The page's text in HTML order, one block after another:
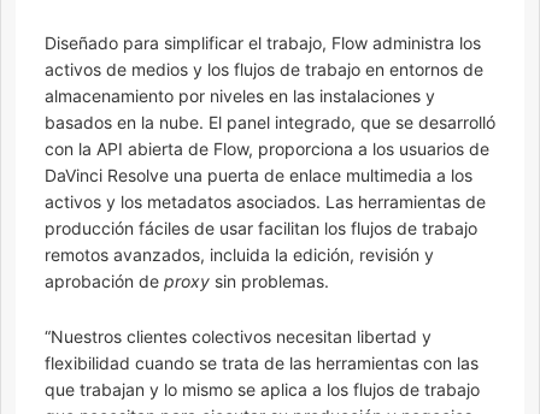
Diseñado para simplificar el trabajo, Flow administra los
activos de medios y los flujos de trabajo en entornos de
almacenamiento por niveles en las instalaciones y
basados ​​en la nube. El panel integrado, que se desarrolló
con la API abierta de Flow, proporciona a los usuarios de
DaVinci Resolve una puerta de enlace multimedia a los
activos y los metadatos asociados. Las herramientas de
producción fáciles de usar facilitan los flujos de trabajo
remotos avanzados, incluida la edición, revisión y
aprobación de proxy sin problemas.
“Nuestros clientes colectivos necesitan libertad y
flexibilidad cuando se trata de las herramientas con las
que trabajan y lo mismo se aplica a los flujos de trabajo